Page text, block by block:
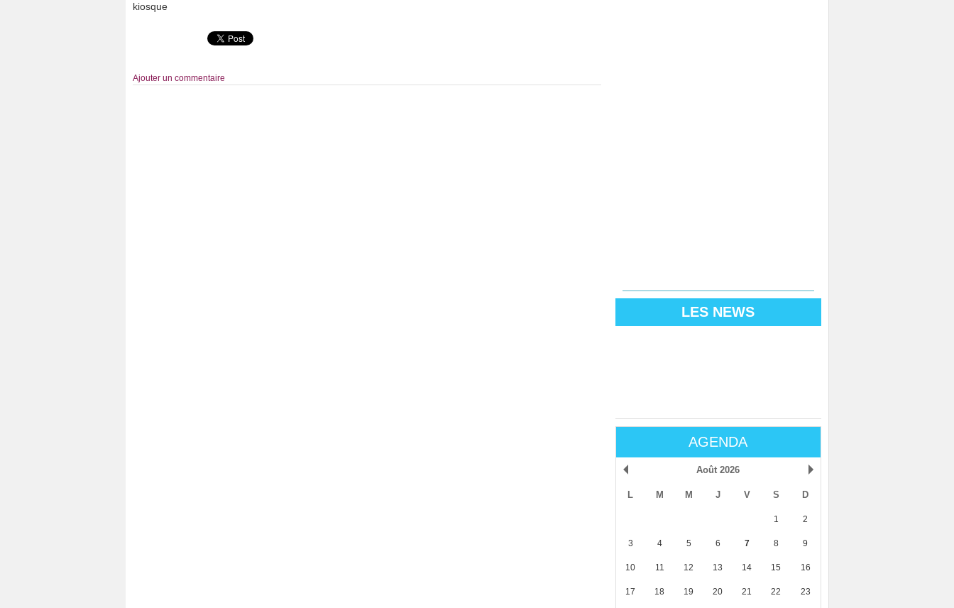
kiosque
Ajouter un commentaire
LES NEWS
AGENDA
Août 2026
L M M J V S D
1 2
3 4 5 6 7 8 9
10 11 12 13 14 15 16
17 18 19 20 21 22 23